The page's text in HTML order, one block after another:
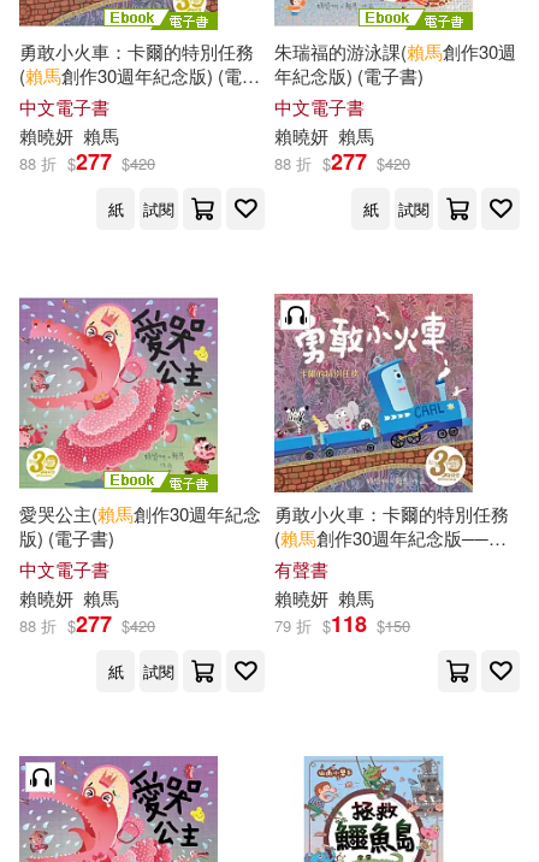
勇敢小火車：卡爾的特別任務
(賴馬創作30週年紀念版) (電子
書)
中文電子書
賴曉妍 賴馬
88 折 $277 $420
紙
試閱
朱瑞福的游泳課(賴馬創作30週
年紀念版) (電子書)
中文電子書
賴曉妍 賴馬
88 折 $277 $420
紙
試閱
愛哭公主(賴馬創作30週年紀念
版) (電子書)
中文電子書
賴曉妍 賴馬
88 折 $277 $420
紙
試閱
勇敢小火車：卡爾的特別任務
(賴馬創作30週年紀念版──中
英雙語故事) (有聲書)
有聲書
賴曉妍 賴馬
79 折 $118 $150